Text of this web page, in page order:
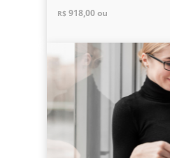
R$ 918,00 ou